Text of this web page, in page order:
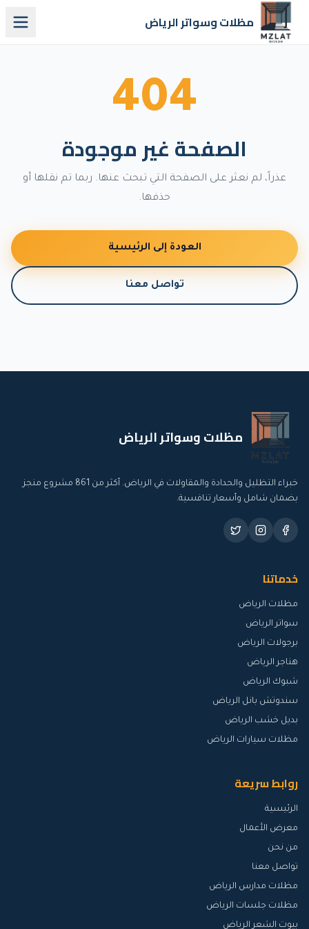
مظلات وسواتر الرياض
404
الصفحة غير موجودة
عذراً، لم نعثر على الصفحة التي تبحث عنها. ربما تم نقلها أو
حذفها.
العودة إلى الرئيسية
تواصل معنا
مظلات وسواتر الرياض
خبراء التظليل والحدادة والمقاولات في الرياض. أكثر من 861 مشروع منجز
بضمان شامل وأسعار تنافسية.
خدماتنا
مظلات الرياض
سواتر الرياض
برجولات الرياض
هناجر الرياض
شبوك الرياض
سندوتش بانل الرياض
بديل خشب الرياض
مظلات سيارات الرياض
روابط سريعة
الرئيسية
معرض الأعمال
من نحن
تواصل معنا
مظلات مدارس الرياض
مظلات جلسات الرياض
بيوت الشعر الرياض